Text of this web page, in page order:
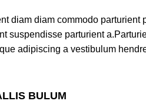
diam diam commodo parturient
suspendisse parturient
adipiscing a vestibulum
BULUM